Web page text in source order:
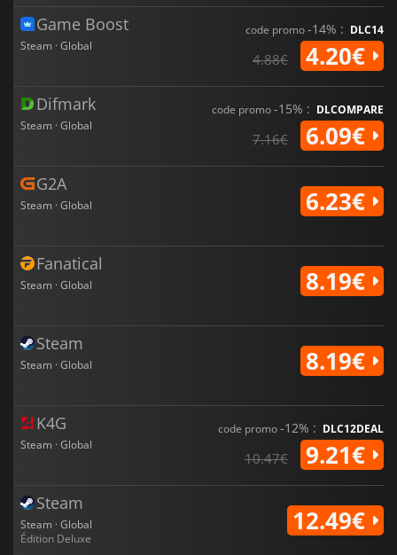
Game Boost
Steam · Global
code promo-14% : DLC14
4.88€ 4.20€
Difmark
Steam · Global
code promo-15% : DLCOMPARE
7.16€ 6.09€
G2A
Steam · Global 6.23€
Fanatical
Steam · Global 8.19€
Steam
Steam · Global 8.19€
K4G
Steam · Global
code promo-12% : DLC12DEAL
10.47€ 9.21€
Steam
Steam · Global
Édition Deluxe
12.49€